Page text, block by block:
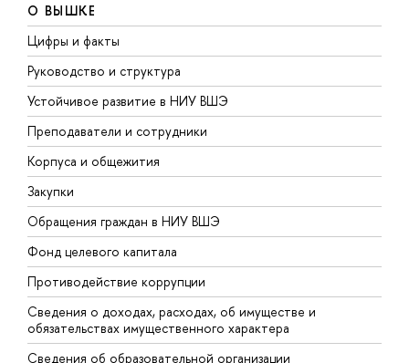
О ВЫШКЕ
Цифры и факты
Руководство и структура
Устойчивое развитие в НИУ ВШЭ
Преподаватели и сотрудники
Корпуса и общежития
Закупки
Обращения граждан в НИУ ВШЭ
Фонд целевого капитала
Противодействие коррупции
Сведения о доходах, расходах, об имуществе и
обязательствах имущественного характера
Сведения об образовательной организации